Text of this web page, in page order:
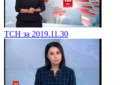
ТСН за 2019.11.30